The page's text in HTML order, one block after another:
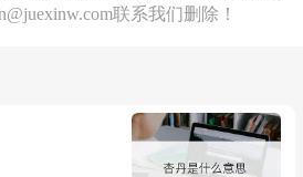
联系我们删除！